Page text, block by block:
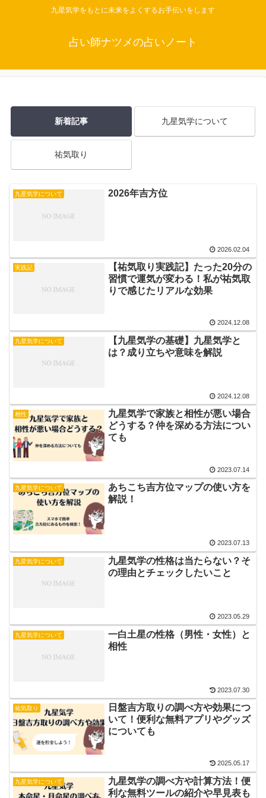
九星気学をもとに未来をよくするお手伝いをします
占い師ナツメの占いノート
新着記事 九星気学について
祐気取り
九星気学について 2026年吉方位
2026.02.04
実践記
【祐気取り実践記】たった20分の
習慣で運気が変わる！私が祐気取
りで感じたリアルな効果
2024.12.08
九星気学について
【九星気学の基礎】九星気学と
は？成り立ちや意味を解説
2024.12.08
相性
九星気学で家族と相性が悪い場合
どうする？仲を深める方法につい
ても
2023.07.14
九星気学について
あちこち吉方位マップの使い方を
解説！
2023.07.13
九星気学について
九星気学の性格は当たらない？そ
の理由とチェックしたいこと
2023.05.29
九星気学について
一白土星の性格（男性・女性）と
相性
2023.07.30
祐気取り
日盤吉方取りの調べ方や効果につ
いて！便利な無料アプリやグッズ
についても
2025.05.17
九星気学について
九星気学の調べ方や計算方法！便
利な無料ツールの紹介や早見表も